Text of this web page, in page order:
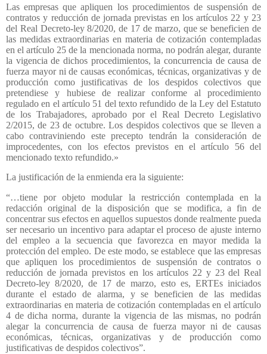
Las empresas que apliquen los procedimientos de suspensión de
contratos y reducción de jornada previstas en los artículos 22 y 23
del Real Decreto-ley 8/2020, de 17 de marzo, que se beneficien de
las medidas extraordinarias en materia de cotización contempladas
en el artículo 25 de la mencionada norma, no podrán alegar, durante
la vigencia de dichos procedimientos, la concurrencia de causa de
fuerza mayor ni de causas económicas, técnicas, organizativas y de
producción como justificativas de los despidos colectivos que
pretendiese y hubiese de realizar conforme al procedimiento
regulado en el artículo 51 del texto refundido de la Ley del Estatuto
de los Trabajadores, aprobado por el Real Decreto Legislativo
2/2015, de 23 de octubre. Los despidos colectivos que se lleven a
cabo contraviniendo este precepto tendrán la consideración de
improcedentes, con los efectos previstos en el artículo 56 del
mencionado texto refundido.»
La justificación de la enmienda era la siguiente:
“…tiene por objeto modular la restricción contemplada en la
redacción original de la disposición que se modifica, a fin de
concentrar sus efectos en aquellos supuestos donde realmente pueda
ser necesario un incentivo para adaptar el proceso de ajuste interno
del empleo a la secuencia que favorezca en mayor medida la
protección del empleo. De este modo, se establece que las empresas
que apliquen los procedimientos de suspensión de contratos o
reducción de jornada previstos en los artículos 22 y 23 del Real
Decreto-ley 8/2020, de 17 de marzo, esto es, ERTEs iniciados
durante el estado de alarma, y se beneficien de las medidas
extraordinarias en materia de cotización contempladas en el artículo
4 de dicha norma, durante la vigencia de las mismas, no podrán
alegar la concurrencia de causa de fuerza mayor ni de causas
económicas, técnicas, organizativas y de producción como
justificativas de despidos colectivos”.